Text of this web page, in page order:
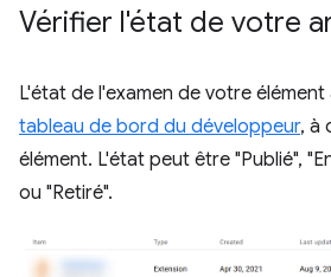
Vérifier l'état de votre
L'état de l'examen de votre
tableau de bord du développeur, à
élément. L'état peut être "Publié",
ou "Retiré".